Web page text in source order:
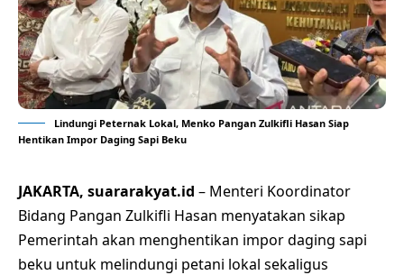
Lindungi Peternak Lokal, Menko Pangan Zulkifli Hasan Siap
Hentikan Impor Daging Sapi Beku
JAKARTA, suararakyat.id – Menteri Koordinator
Bidang Pangan Zulkifli Hasan menyatakan sikap
Pemerintah akan menghentikan impor daging sapi
beku untuk melindungi petani lokal sekaligus